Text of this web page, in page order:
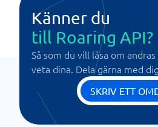
Känner du
till Roaring API?
Så som du vill läsa om
veta dina. Dela gärna med
SKRIV ETT